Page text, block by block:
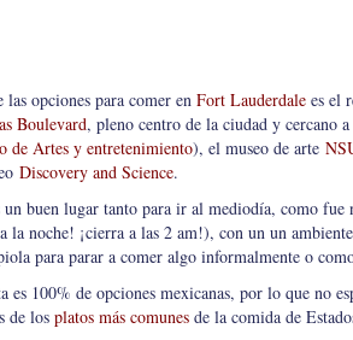
las opciones para comer en Fort Lauderdale es el
Boulevard, pleno centro de la ciudad y cercano
de Artes y entretenimiento), el museo de arte
Discovery and Science.
un buen lugar tanto para ir al mediodía, como fue
la noche! ¡cierra a las 2 am!), con un un
para parar a comer algo informalmente o
es 100% de opciones mexicanas, por lo que no
de los platos más comunes de la comida de